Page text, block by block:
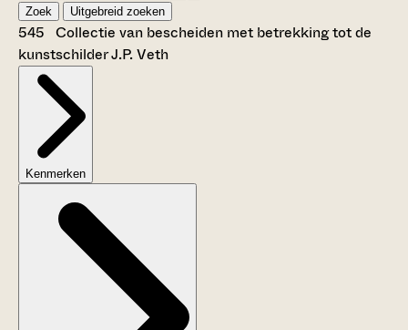
Zoek Uitgebreid zoeken
545 Collectie van bescheiden met betrekking tot de
kunstschilder J.P. Veth
Kenmerken